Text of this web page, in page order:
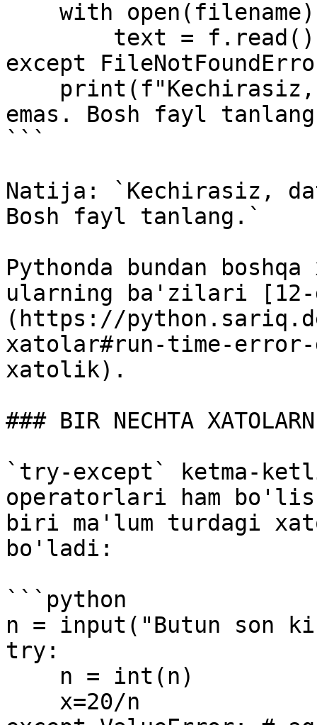
except
emas. Bosh fayl
```
Natija: `Kechirasiz,
Bosh fayl tanlang.`
Pythonda bundan
ularning ba'zilari [12-
(https://
xatolar#run-time-
xatolik).
### BIR NECHTA
`try-except` ketma-
operatorlari ham
biri ma'lum turdagi
bo'ladi:
```python
n = input("Butun son
try: